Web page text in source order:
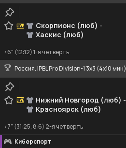
Скорпионс (люб) -
Хаскис (люб)
<6" (12:12) 1-я четверть
Россия. IPBL Pro Division-1 3x3 (4x10 мин)
Нижний Новгород (люб) -
Красноярск (люб)
<7" (31:25, 8:6) 2-я четверть
Киберспорт